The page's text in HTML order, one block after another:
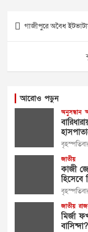
Post
navigation
গাজীপুরে অবৈধ
আরোও পড়ুন
অনুসন্ধান
জাতীয়
কাজী
হিসেবে
জাতীয়
মির্জা
বাসিন্দা?